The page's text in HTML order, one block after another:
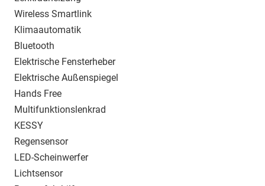
Wireless Smartlink
Klimaautomatik
Bluetooth
Elektrische Fensterheber
Elektrische Außenspiegel
Hands Free
Multifunktionslenkrad
KESSY
Regensensor
LED-Scheinwerfer
Lichtsensor